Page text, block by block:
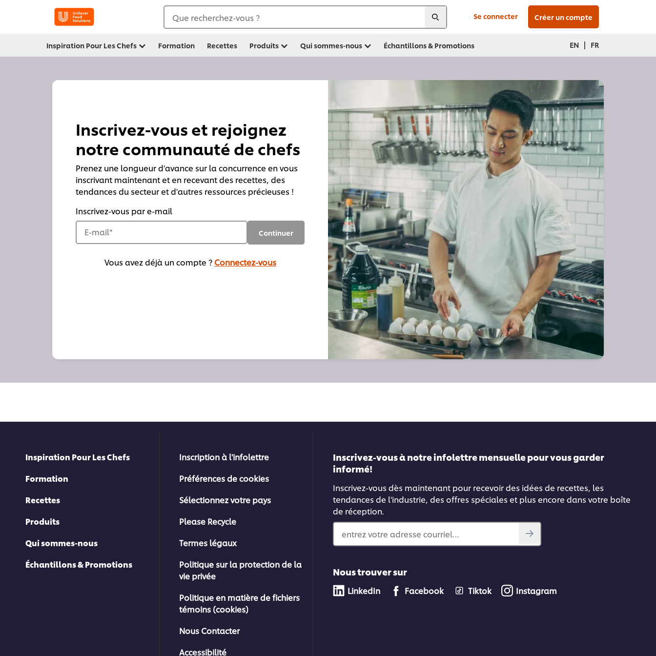
Que recherchez-vous ? Se connecter Créer un compte
Inspiration Pour Les Chefs Formation Recettes Produits Qui sommes-nous Échantillons & Promotions EN | FR
Inscrivez-vous et rejoignez
notre communauté de chefs
Prenez une longueur d'avance sur la concurrence en vous
inscrivant maintenant et en recevant des recettes, des
tendances du secteur et d'autres ressources précieuses !
Inscrivez-vous par e-mail
E-mail* Continuer
Vous avez déjà un compte ? Connectez-vous
Inspiration Pour Les Chefs
Formation
Recettes
Produits
Qui sommes-nous
Échantillons & Promotions
Inscription à l'infolettre
Préférences de cookies
Sélectionnez votre pays
Please Recycle
Termes légaux
Politique sur la protection de la
vie privée
Politique en matière de fichiers
témoins (cookies)
Nous Contacter
Accessibilité
Inscrivez-vous à notre infolettre mensuelle pour vous garder
informé!
Inscrivez-vous dès maintenant pour recevoir des idées de recettes, les
tendances de l'industrie, des offres spéciales et plus encore dans votre boîte
de réception.
entrez votre adresse courriel…
Nous trouver sur
LinkedIn Facebook Tiktok Instagram